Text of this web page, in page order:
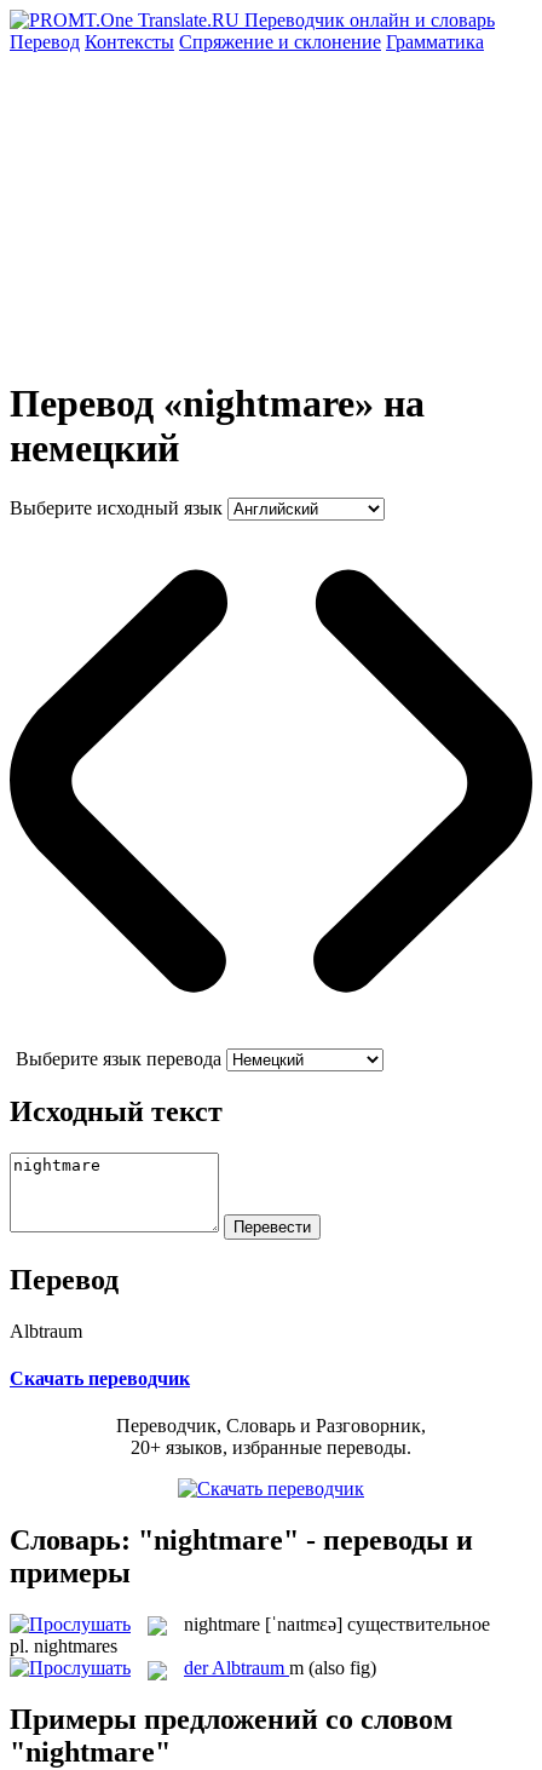
Перевод Контексты Спряжение и склонение Грамматика
Перевод «nightmare» на
немецкий
Выберите исходный язык
Выберите язык перевода
Исходный текст
Перевод
Albtraum
Скачать переводчик
Переводчик, Словарь и Разговорник,
20+ языков, избранные переводы.
Словарь: "nightmare" - переводы и
примеры
nightmare [ˈnaɪtmɛə] существительное
pl. nightmares
derAlbtraum m (also fig)
Примеры предложений со словом
"nightmare"